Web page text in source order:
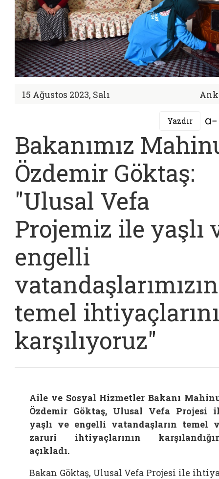
15 Ağustos 2023, Salı
Yazdır
Bakanımız
Özdemir Göktaş:
"Ulusal Vefa
Projemiz ile yaşlı
engelli
vatandaşlarımızın
temel ihtiyaçlarını
karşılıyoruz"
Aile ve Sosyal Hizmetler Bakanı
Özdemir Göktaş, Ulusal Vefa Projesi
yaşlı ve engelli vatandaşların temel
zaruri ihtiyaçlarının
açıkladı.
Bakan Göktaş, Ulusal Vefa Projesi ile